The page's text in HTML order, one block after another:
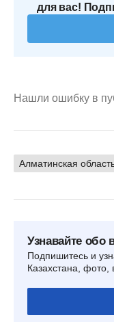
для вас!
Нашли ошибку в
Алматинская
Узнавайте
Подпишитесь и
Казахстана, фото,